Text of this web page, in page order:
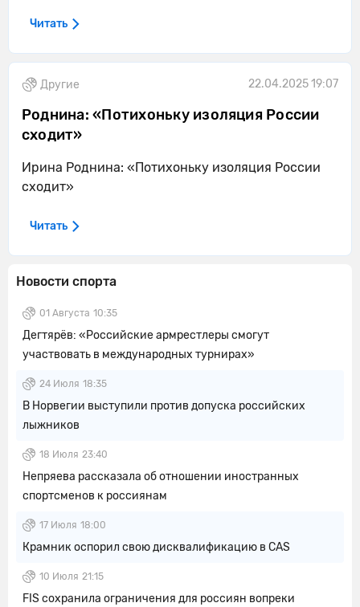
Новости спорта
01 Августа 10:35
Дегтярёв: «Российские армрестлеры смогут
участвовать в международных турнирах»
24 Июля 18:35
В Норвегии выступили против допуска российских
лыжников
18 Июля 23:40
Непряева рассказала об отношении иностранных
спортсменов к россиянам
17 Июля 18:00
Крамник оспорил свою дисквалификацию в CAS
10 Июля 21:15
FIS сохранила ограничения для россиян вопреки
Читать
Другие 22.04.2025 19:07
Роднина: «Потихоньку изоляция России
сходит»
Ирина Роднина: «Потихоньку изоляция России
сходит»
Читать